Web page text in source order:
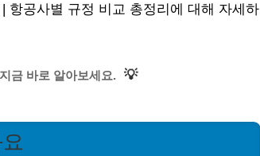
항공사별 규정 비교 총정리에 대해 자세하
금 바로 알아보세요. 💡